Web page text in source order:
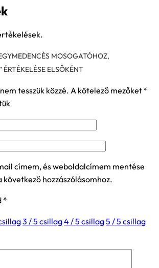
MOSOGATÓHOZ,
ÉRTÉKELÉSE ELSŐKÉNT
tesszük közzé. A kötelező mezőket *
címem, és weboldalcímem mentése
következő hozzászólásomhoz.
*
3 / 5 csillag4 / 5 csillag5 / 5 csillag